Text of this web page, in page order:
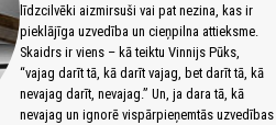
līdzcilvēki aizmirsuši vai pat nezina, kas ir
pieklājīga uzvedība un cieņpilna attieksme.
Skaidrs ir viens – kā teiktu Vinnijs Pūks,
“vajag darīt tā, kā darīt vajag, bet darīt tā, kā
nevajag darīt, nevajag.” Un, ja dara tā, kā
nevajag un ignorē vispārpieņemtās uzvedības